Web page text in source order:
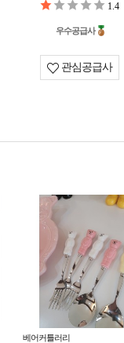
1.4
우수공급사
관심공급사
베어커틀러리